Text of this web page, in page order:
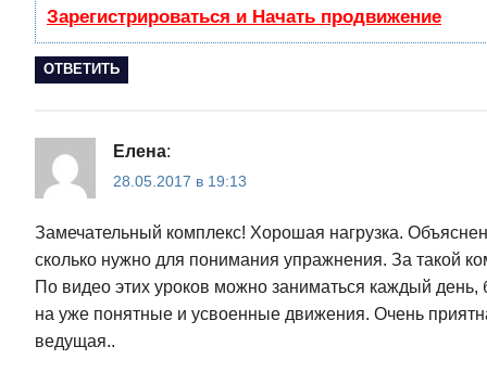
Зарегистрироваться и Начать продвижение
ОТВЕТИТЬ
Елена:
28.05.2017 в 19:13
Замечательный комплекс! Хорошая нагрузка.
сколько нужно для понимания упражнения. За такой
По видео этих уроков можно заниматься каждый день,
на уже понятные и усвоенные движения. Очень
ведущая..